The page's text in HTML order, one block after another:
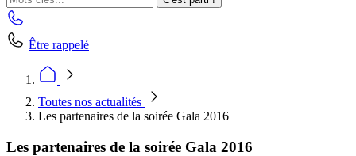
Être rappelé
Toutes nos actualités
Les partenaires de la soirée Gala 2016
Les partenaires de la soirée Gala 2016